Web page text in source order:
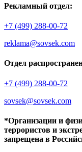
Рекламный отдел:
+7 (499) 288-00-72
reklama@sovsek.com
Отдел
+7 (499) 288-00-72
sovsek@sovsek.com
*Организации и
террористов и
запрещена в